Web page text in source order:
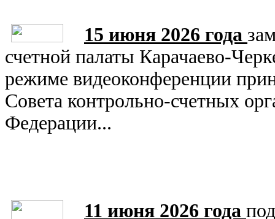
15 июня 2026 года
счетной палаты Карачаево-
режиме видеоконференции
Совета контрольно-счетных
Федерации...
11 июня 2026 года